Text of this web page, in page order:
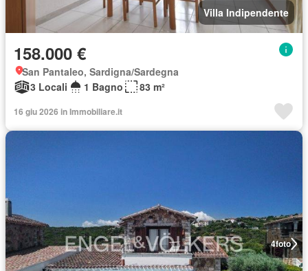
Villa Indipendente
158.000 €
San Pantaleo, Sardigna/Sardegna
3 Locali
1 Bagno 83 m²
16 giu 2026 in Immobiliare.it
4foto